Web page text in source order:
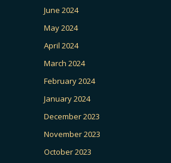
June 2024
May 2024
April 2024
March 2024
February 2024
January 2024
December 2023
November 2023
October 2023